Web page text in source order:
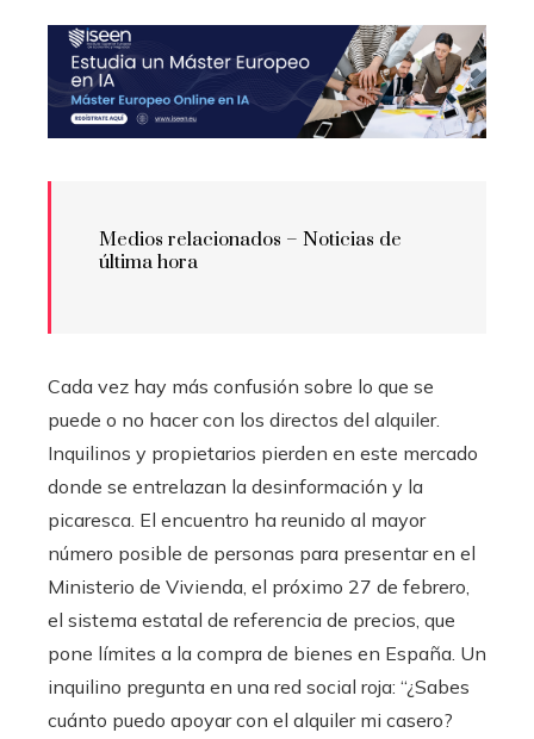
Medios relacionados – Noticias de
última hora
Cada vez hay más confusión sobre lo que se
puede o no hacer con los directos del alquiler.
Inquilinos y propietarios pierden en este mercado
donde se entrelazan la desinformación y la
picaresca. El encuentro ha reunido al mayor
número posible de personas para presentar en el
Ministerio de Vivienda, el próximo 27 de febrero,
el sistema estatal de referencia de precios, que
pone límites a la compra de bienes en España. Un
inquilino pregunta en una red social roja: “¿Sabes
cuánto puedo apoyar con el alquiler mi casero?